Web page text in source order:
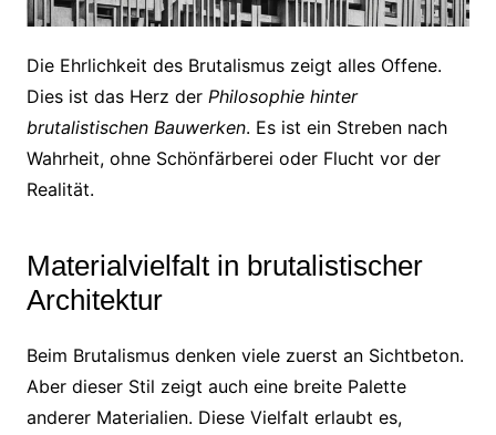
Die Ehrlichkeit des Brutalismus zeigt alles Offene.
Dies ist das Herz der Philosophie hinter
brutalistischen Bauwerken. Es ist ein Streben nach
Wahrheit, ohne Schönfärberei oder Flucht vor der
Realität.
Materialvielfalt in brutalistischer
Architektur
Beim Brutalismus denken viele zuerst an Sichtbeton.
Aber dieser Stil zeigt auch eine breite Palette
anderer Materialien. Diese Vielfalt erlaubt es,